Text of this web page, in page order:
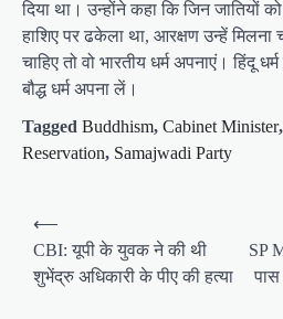
दिया था। उन्होंने कहा कि जिन जातियों
हाशिए पर ढकेला था, आरक्षण उन्हें मिलना
चाहिए तो वो भारतीय धर्म अपनाएं। हिंदू
बौद्ध धर्म अपना लें।
Tagged Buddhism, Cabinet Minister,
Reservation, Samajwadi Party
⟵
CBI: यूपी के युवक ने की थी
शुभेंद्रु अधिकारी के पीए की हत्या
SP